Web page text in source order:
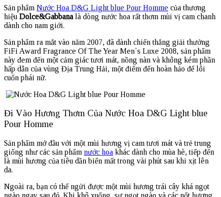
Sản phẩm Nước Hoa D&G Light blue Pour Homme của thương
hiệu Dolce&Gabbana là dòng nước hoa rất thơm mùi vị cam chanh
dành cho nam giới.
Sản phẩm ra mắt vào năm 2007, đã dành chiến thắng giải thưởng
FiFi Award Fragrance Of The Year Men`s Luxe 2008, sản phẩm
này đem đến một cảm giác tươi mát, nồng nàn và không kém phần
hấp dẫn của vùng Địa Trung Hải, một điểm đến hoàn hảo để lôi
cuốn phái nữ.
Đi Vào Hương Thơm Của Nước Hoa D&G Light blue
Pour Homme
Sản phẩm mở đầu với một mùi hương vị cam tươi mát và trẻ trung
giống như các sản phẩm nước hoa khác dành cho mùa hè, tiếp đến
là mùi hương của tiêu dần biến mất trong vài phút sau khi xịt lên
da.
Ngoài ra, bạn có thể ngửi được một mùi hương trái cây khá ngọt
ngào ngay sau đó. Khi khô xuống, sự ngọt ngào và các nốt hương